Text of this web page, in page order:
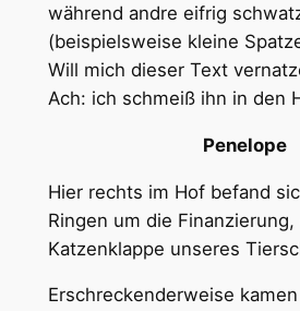
während andre eifrig
(beispielsweise kleine
Will mich dieser Text
Ach: ich schmeiß ihn in den
Penelope
Hier rechts im Hof befand
Ringen um die
Katzenklappe unseres
Erschreckenderweise